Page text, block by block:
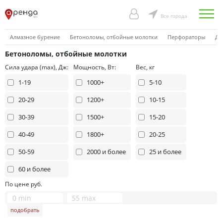
Все города
Алмазное бурение Бетоноломы, отбойные молотки Перфораторы
Бетоноломы, отбойные молотки
Сила удара (max), Дж:
1-19
20-29
30-39
40-49
50-59
60 и более
Мощность, Вт:
1000+
1200+
1500+
1800+
2000 и более
Вес, кг
5-10
10-15
15-20
20-25
25 и более
По цене руб.
подобрать